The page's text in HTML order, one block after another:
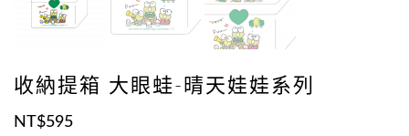
收納提箱 大眼蛙-晴天娃娃系列
NT$595